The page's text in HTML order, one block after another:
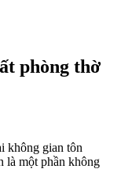
phòng thờ
không gian tôn
là một phần không